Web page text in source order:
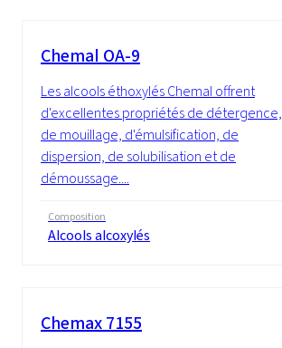
Chemal OA-9
Les alcools éthoxylés Chemal offrent
d'excellentes propriétés de détergence,
de mouillage, d'émulsification, de
dispersion, de solubilisation et de
démoussage....
Composition
Alcools alcoxylés
Chemax 7155